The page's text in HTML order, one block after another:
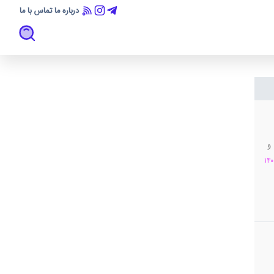
درباره ماتماس با ما
و